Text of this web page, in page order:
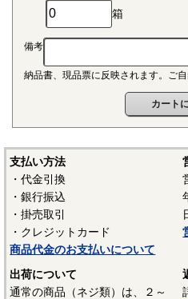
て幅広い分野で用いられています
結晶性のエンジニアリングプラ
取れた機械的性質を有し、かつ
プ性、摩擦摩耗特性、耐薬品性
おいて広く用いられています。
■ポリアミド（ナイロン、PA）
〇連続使用温度PA6-65℃/PA66-
UL94 V-2
結晶性のエンジニアリングプラ
で摩擦係数が小さく、しかも耐
ています。耐油性、耐薬品性も
箱
備考
納品書、現品票に反映されます。ご自
支払い方法
・代金引換
・銀行振込
・掛売取引
・クレジットカード
商品代金のお支払いについて
出荷について
通常の商品（ネジ類）は、２～